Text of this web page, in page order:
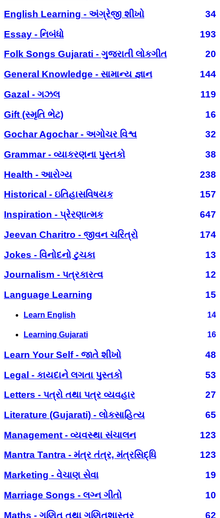
English Learning - અંગ્રેજી શીખો
34
Essay - નિબંધો
193
Folk Songs Gujarati - ગુજરાતી લોકગીત
20
General Knowledge - સામાન્ય જ્ઞાન
144
Gazal - ગઝલ
119
Gift (સ્મૃતિ ભેટ)
16
Gochar Agochar - અગોચર વિશ્વ
32
Grammar - વ્યાકરણના પુસ્તકો
38
Health - આરોગ્ય
238
Historical - ઇતિહાસવિષયક
157
Inspiration - પ્રેરણાત્મક
647
Jeevan Charitro - જીવન ચરિત્રો
174
Jokes - વિનોદનો ટુચકા
13
Journalism - પત્રકારત્વ
12
Language Learning
15
Learn English 14
Learning Gujarati 16
Learn Your Self - જાતે શીખો
48
Legal - કાયદાને લગતા પુસ્તકો
53
Letters - પત્રો તથા પત્ર વ્યવહાર
27
Literature (Gujarati) - લોકસાહિત્ય
65
Management - વ્યવસ્થા સંચાલન
123
Mantra Tantra - મંત્ર તંત્ર, મંત્રસિદ્ધિ
123
Marketing - વેચાણ સેવા
19
Marriage Songs - લગ્ન ગીતો
10
Maths - ગણિત તથા ગણિતશાસ્ત્ર
62